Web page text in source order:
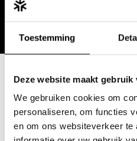
Toestemming
Deze website maakt gebruik
We gebruiken cookies om
personaliseren, om functies
en om ons websiteverkeer
Klanten